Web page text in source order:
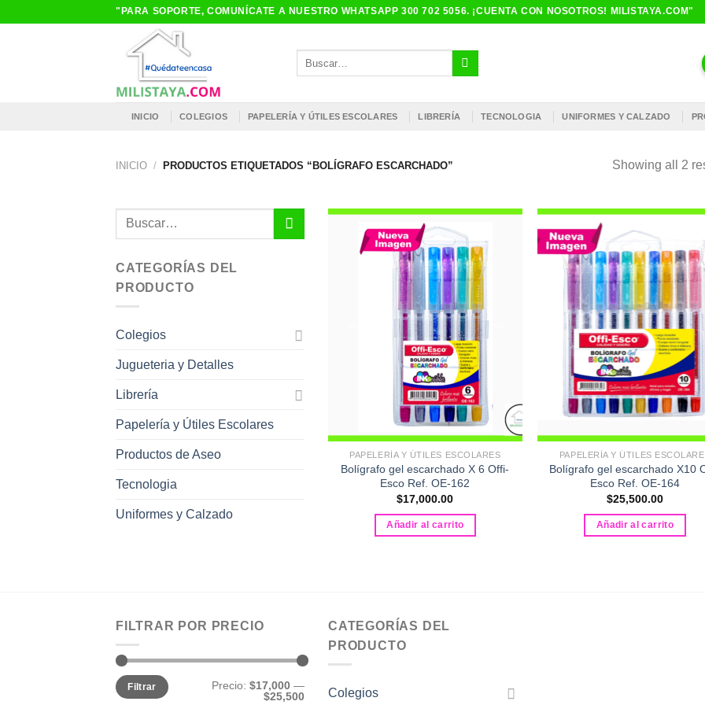
"PARA SOPORTE, COMUNÍCATE A NUESTRO WHATSAPP 300 702 5056. ¡CUENTA CON NOSOTROS! MILISTAYA.COM"
INICIO COLEGIOS PAPELERÍA Y ÚTILES ESCOLARES LIBRERÍA TECNOLOGIA UNIFORMES Y CALZADO
INICIO / PRODUCTOS ETIQUETADOS “BOLÍGRAFO ESCARCHADO” Showing all 2
Buscar
CATEGORÍAS DEL
PRODUCTO
Colegios
Jugueteria y Detalles
Librería
Papelería y Útiles Escolares
Productos de Aseo
Tecnologia
Uniformes y Calzado
PAPELERÍA Y ÚTILES ESCOLARES
Bolígrafo gel escarchado X 6 Offi-
Esco Ref. OE-162
$17,000.00
Añadir al carrito
PAPELERÍA Y ÚTILES
Bolígrafo gel escarchado X10
Esco Ref. OE-164
$25,500.00
Añadir al carrito
FILTRAR POR PRECIO
Precio
mínimo
Precio
máximo
Filtrar Precio: $17,000 —
$25,500
CATEGORÍAS DEL
PRODUCTO
Colegios